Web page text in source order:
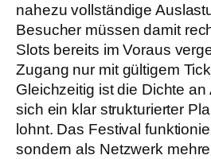
nahezu vollständige
Besucher müssen damit
Slots bereits im Voraus
Zugang nur mit gültigem
Gleichzeitig ist die Dichte
sich ein klar strukturierter
lohnt. Das Festival
sondern als Netzwerk